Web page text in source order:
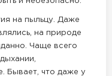
на пыльцу. Даже
на природе
Чаще всего
Бывает, что даже у